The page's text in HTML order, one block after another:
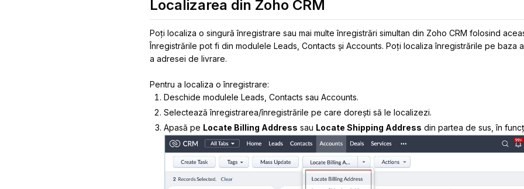
Localizarea din Zoho CRM
Poți localiza o singură înregistrare sau mai multe înregistrări simultan din Zoho CRM folosind
Înregistrările pot fi din modulele Leads Contacts și Accounts. Poți localiza înregistrările pe baza
a adresei de livrare.
Pentru a localiza o înregistrare:
Deschide modulele Leads Contacts sau Accounts.
Selectează înregistrarea/înregistrările pe care dorești să le localizezi.
Apasă pe Locate Billing Address sau Locate Shipping Address din partea de sus, în